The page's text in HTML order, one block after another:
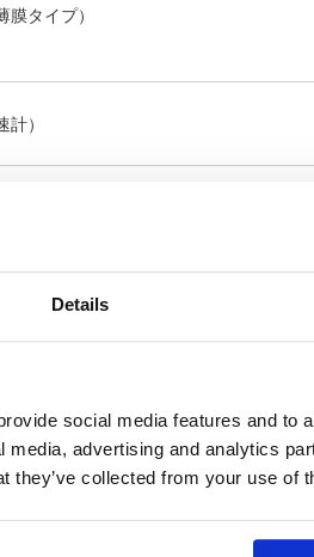
Details
social media features and to
advertising and analytics
they’ve collected from your use of
タイプ）
）
ック抵抗器
装型抵抗器の温度管理の変更について